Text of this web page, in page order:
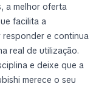
a melhor oferta
facilita a
e continua
real de utilização.
e deixe que a
merece o seu